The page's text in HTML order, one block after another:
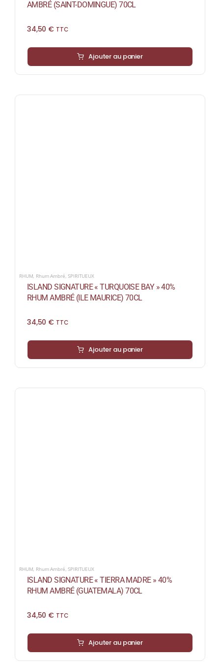
AMBRÉ (SAINT-DOMINGUE) 70CL
34,50 € TTC
Ajouter au panier
RHUM Rhum Ambré ,SPIRITUEUX
ISLAND SIGNATURE « TURQUOISE BAY » 40%
RHUM AMBRÉ (ILE MAURICE) 70CL
34,50 € TTC
Ajouter au panier
RHUM Rhum Ambré ,SPIRITUEUX
ISLAND SIGNATURE « TIERRA MADRE » 40%
RHUM AMBRÉ (GUATEMALA) 70CL
34,50 € TTC
Ajouter au panier